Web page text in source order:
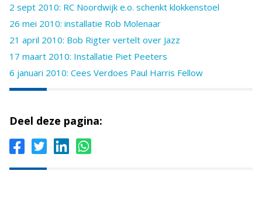
2 sept 2010: RC Noordwijk e.o. schenkt klokkenstoel
26 mei 2010: installatie Rob Molenaar
21 april 2010: Bob Rigter vertelt over Jazz
17 maart 2010: Installatie Piet Peeters
6 januari 2010: Cees Verdoes Paul Harris Fellow
Deel deze pagina: